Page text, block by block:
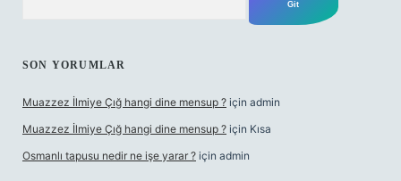
SON YORUMLAR
Muazzez İlmiye Çığ hangi dine mensup ? için admin
Muazzez İlmiye Çığ hangi dine mensup ? için Kısa
Osmanlı tapusu nedir ne işe yarar ? için admin